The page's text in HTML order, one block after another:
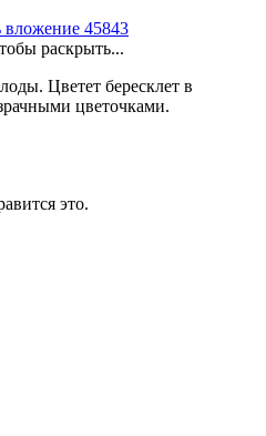
вложение 45843
раскрыть...
Цветет бересклет в
цветочками.
это.